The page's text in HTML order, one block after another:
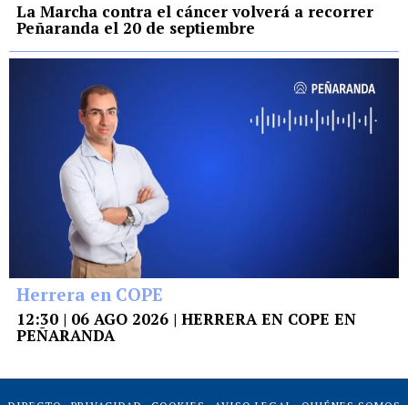
La Marcha contra el cáncer volverá a recorrer
Peñaranda el 20 de septiembre
Herrera en COPE
12:30 | 06 AGO 2026 | HERRERA EN COPE EN
PEÑARANDA